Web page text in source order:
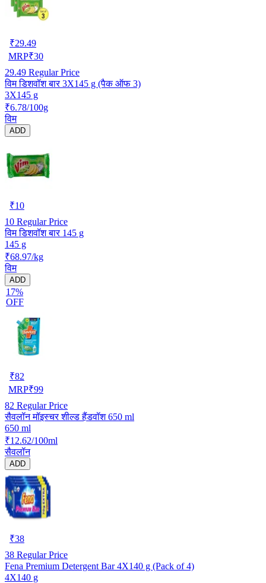
₹29.49
MRP₹30
29.49 Regular Price
विम डिशवॉश बार 3X145 g (पैक ऑफ 3)
3X145 g
₹6.78/100g
विम
ADD
₹10
10 Regular Price
विम डिशवॉश बार 145 g
145 g
₹68.97/kg
विम
ADD
17%
OFF
₹82
MRP₹99
82 Regular Price
सैवलॉन मॉइस्चर शील्ड हैंडवॉश 650 ml
650 ml
₹12.62/100ml
सैवलॉन
ADD
₹38
38 Regular Price
Fena Premium Detergent Bar 4X140 g (Pack of 4)
4X140 g